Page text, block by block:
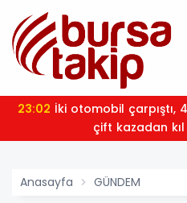
23:02
çift kazadan
Anasayfa GÜNDEM